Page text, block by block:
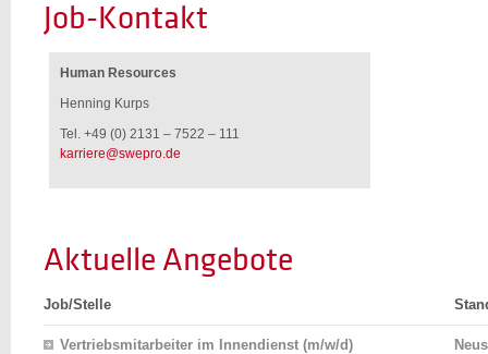
Job-Kontakt
Human Resources
Henning Kurps
Tel. +49 (0) 2131 – 7522 – 111
karriere@swepro.de
Aktuelle Angebote
Job/Stelle
Vertriebsmitarbeiter im Innendienst (m/w/d)